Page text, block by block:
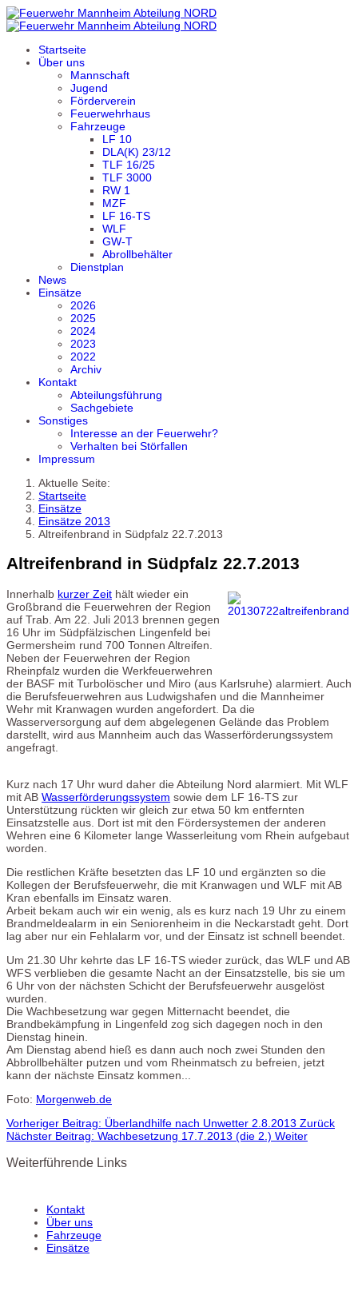
Startseite
Über uns
Mannschaft
Jugend
Förderverein
Feuerwehrhaus
Fahrzeuge
LF 10
DLA(K) 23/12
TLF 16/25
TLF 3000
RW 1
MZF
LF 16-TS
WLF
GW-T
Abrollbehälter
Dienstplan
News
Einsätze
2026
2025
2024
2023
2022
Archiv
Kontakt
Abteilungsführung
Sachgebiete
Sonstiges
Interesse an der Feuerwehr?
Verhalten bei Störfallen
Impressum
Aktuelle Seite:
Startseite
Einsätze
Einsätze 2013
Altreifenbrand in Südpfalz 22.7.2013
Altreifenbrand in Südpfalz 22.7.2013
Innerhalb kurzer Zeit hält wieder ein
Großbrand die Feuerwehren der Region
auf Trab. Am 22. Juli 2013 brennen gegen
16 Uhr im Südpfälzischen Lingenfeld bei
Germersheim rund 700 Tonnen Altreifen.
Neben der Feuerwehren der Region
Rheinpfalz wurden die Werkfeuerwehren
der BASF mit Turbolöscher und Miro (aus Karlsruhe) alarmiert. Auch
die Berufsfeuerwehren aus Ludwigshafen und die Mannheimer
Wehr mit Kranwagen wurden angefordert. Da die
Wasserversorgung auf dem abgelegenen Gelände das Problem
darstellt, wird aus Mannheim auch das Wasserförderungssystem
angefragt.
Kurz nach 17 Uhr wurd daher die Abteilung Nord alarmiert. Mit WLF
mit AB Wasserförderungssystem sowie dem LF 16-TS zur
Unterstützung rückten wir gleich zur etwa 50 km entfernten
Einsatzstelle aus. Dort ist mit den Fördersystemen der anderen
Wehren eine 6 Kilometer lange Wasserleitung vom Rhein aufgebaut
worden.
Die restlichen Kräfte besetzten das LF 10 und ergänzten so die
Kollegen der Berufsfeuerwehr, die mit Kranwagen und WLF mit AB
Kran ebenfalls im Einsatz waren.
Arbeit bekam auch wir ein wenig, als es kurz nach 19 Uhr zu einem
Brandmeldealarm in ein Seniorenheim in die Neckarstadt geht. Dort
lag aber nur ein Fehlalarm vor, und der Einsatz ist schnell beendet.
Um 21.30 Uhr kehrte das LF 16-TS wieder zurück, das WLF und AB
WFS verblieben die gesamte Nacht an der Einsatzstelle, bis sie um
6 Uhr von der nächsten Schicht der Berufsfeuerwehr ausgelöst
wurden.
Die Wachbesetzung war gegen Mitternacht beendet, die
Brandbekämpfung in Lingenfeld zog sich dagegen noch in den
Dienstag hinein.
Am Dienstag abend hieß es dann auch noch zwei Stunden den
Abbrollbehälter putzen und vom Rheinmatsch zu befreien, jetzt
kann der nächste Einsatz kommen...
Foto: Morgenweb.de
Vorheriger Beitrag: Überlandhilfe nach Unwetter 2.8.2013 Zurück
Nächster Beitrag: Wachbesetzung 17.7.2013 (die 2.) Weiter
Weiterführende Links
Kontakt
Über uns
Fahrzeuge
Einsätze